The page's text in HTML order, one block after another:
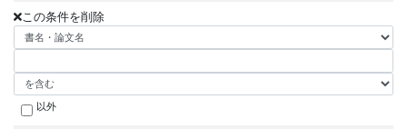
この条件を削除
以外